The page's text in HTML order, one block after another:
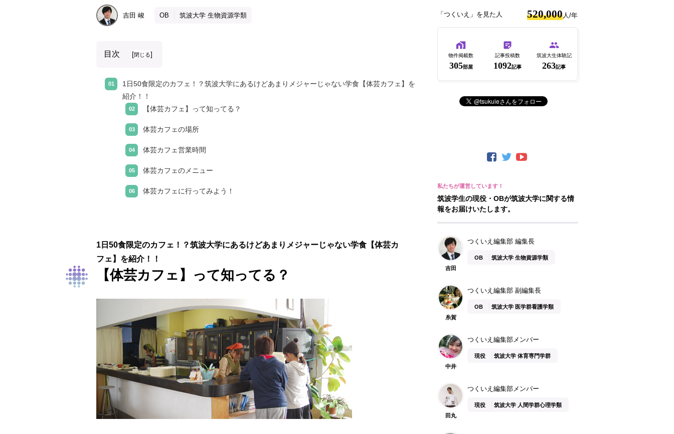
吉田 峻 OB 筑波大学 生物資源学類
目次 [閉じる]
1日50食限定のカフェ！？筑波大学にあるけどあまりメジャーじゃない学食【体芸カフェ】を
紹介！！
【体芸カフェ】って知ってる？
体芸カフェの場所
体芸カフェ営業時間
体芸カフェのメニュー
体芸カフェに行ってみよう！
1日50食限定のカフェ！？筑波大学にあるけどあまりメジャーじゃない学食【体芸カ
フェ】を紹介！！
【体芸カフェ】って知ってる？
「つくいえ」を見た人 520,000 人/年
物件掲載数
305部屋
記事投稿数
1092記事
筑波大生体験記
263記事
筑波学生の現役・OBが筑波大学に関する情
報をお届けいたします。
吉田
つくいえ編集部 編集長
OB 筑波大学 生物資源学類
糸賀
つくいえ編集部 副編集長
OB 筑波大学 医学群看護学類
中井
つくいえ編集部メンバー
現役 筑波大学 体育専門学群
田丸
つくいえ編集部メンバー
現役 筑波大学 人間学群心理学類